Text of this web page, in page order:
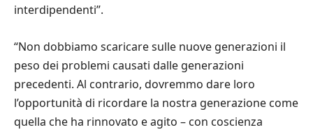
interdipendenti”.
“Non dobbiamo scaricare sulle nuove generazioni il
peso dei problemi causati dalle generazioni
precedenti. Al contrario, dovremmo dare loro
l’opportunità di ricordare la nostra generazione come
quella che ha rinnovato e agito – con coscienza